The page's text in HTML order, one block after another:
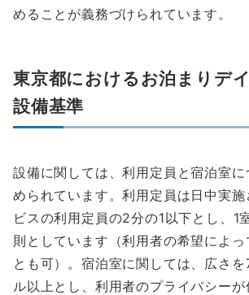
めることが義務づけられています。
東京都におけるお泊まりデ
設備基準
設備に関しては、利用定員と宿泊室に
められています。利用定員は日中実施
ビスの利用定員の2分の1以下とし、1
則としています（利用者の希望によっ
とも可）。宿泊室に関しては、広さを
ル以上とし、利用者のプライバシー